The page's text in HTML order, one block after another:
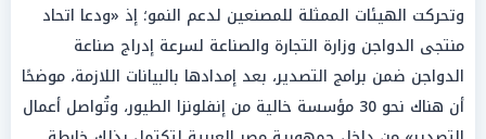
وتحركت الهيئات الممثلة للمصنعين لدعم النمو؛ إذ «ودعا اتحاد
منتجى الدواجن وزارة التجارة والصناعة لسرعة إدراج صناعة
الدواجن ضمن برامج التصدير، بعد إمدادها بالبيانات اللازمة، موضحًا
أن هناك نحو 30 مؤسسة خالية من إنفلونزا الطيور، وتُواصل أعمال